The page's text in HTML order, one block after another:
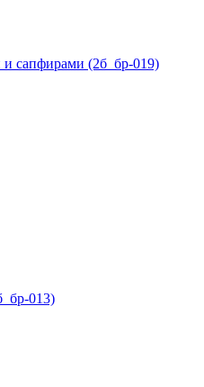
и сапфирами (2б_бр-019)
013)